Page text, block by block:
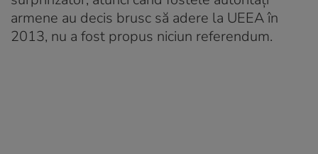
armene au decis brusc să adere la UEEA în
2013, nu a fost propus niciun referendum.